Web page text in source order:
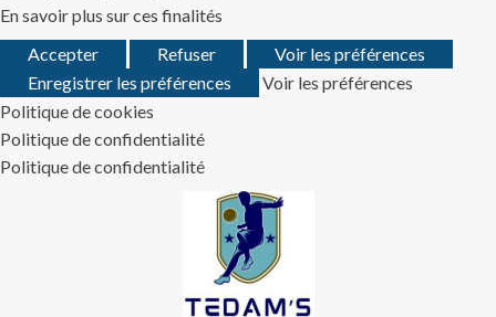
En savoir plus sur ces finalités
Accepter
Refuser
Voir les préférences
Enregistrer les préférences
Voir les préférences
Politique de cookies
Politique de confidentialité
Politique de confidentialité